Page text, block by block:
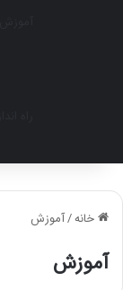
خانه/آموزش
آموزش